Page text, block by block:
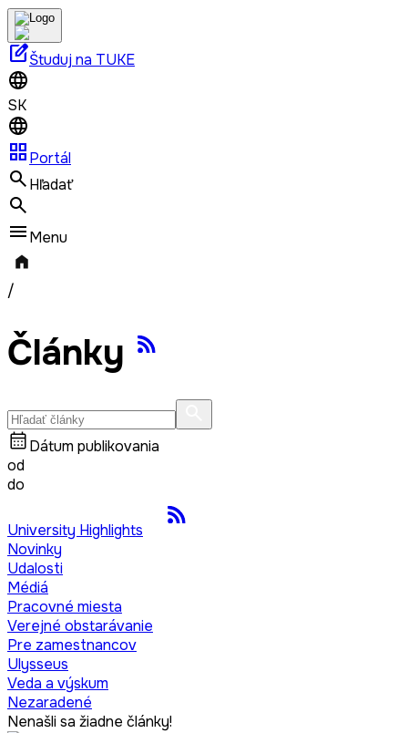
edit_squareŠtuduj na TUKE
SK
grid_viewPortál
Hľadať
Menu
/
Články
Dátum publikovania
od
do
University Highlights
Novinky
Udalosti
Médiá
Pracovné miesta
Verejné obstarávanie
Pre zamestnancov
Ulysseus
Veda a výskum
Nezaradené
Nenašli sa žiadne články!